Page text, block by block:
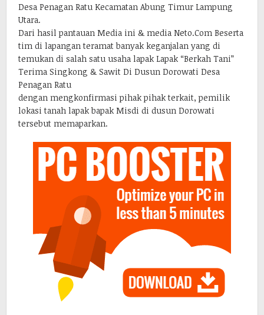
Desa Penagan Ratu Kecamatan Abung Timur Lampung
Utara.
Dari hasil pantauan Media ini & media Neto.Com Beserta
tim di lapangan teramat banyak keganjalan yang di
temukan di salah satu usaha lapak Lapak “Berkah Tani”
Terima Singkong & Sawit Di Dusun Dorowati Desa
Penagan Ratu
dengan mengkonfirmasi pihak pihak terkait, pemilik
lokasi tanah lapak bapak Misdi di dusun Dorowati
tersebut memaparkan.